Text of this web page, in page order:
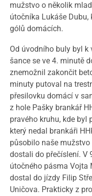
mužstvo o několik
útočníka Lukáše Dubu,
gólů domácích.
Od úvodního buly byl k
šance se ve 4. minutě
znemožnil zakončit
minuty putoval na
přesilovku domácí v
z hole Pašky brankář
pravého kruhu, kde byl
který nedal brankáři
působilo naše
dostali do přečíslení. V
útočného pásma Vojta
dostal do jízdy Filip
Uničova. Prakticky z